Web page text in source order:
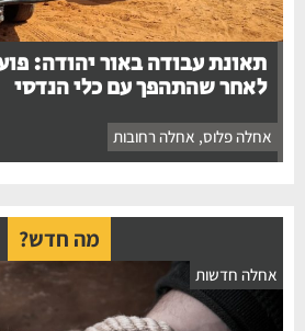
תאונת עבודה באור יהודה:
לאחר שהתהפך עם כלי הנדסי
אחלה פלוס, אחלה רחובות
מה חדש?
אחלה חדשות